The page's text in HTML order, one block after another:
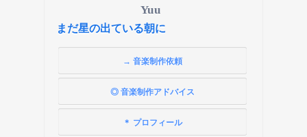
Yuu
まだ星の出ている朝に
→ 音楽制作依頼
◎ 音楽制作アドバイス
＊ プロフィール